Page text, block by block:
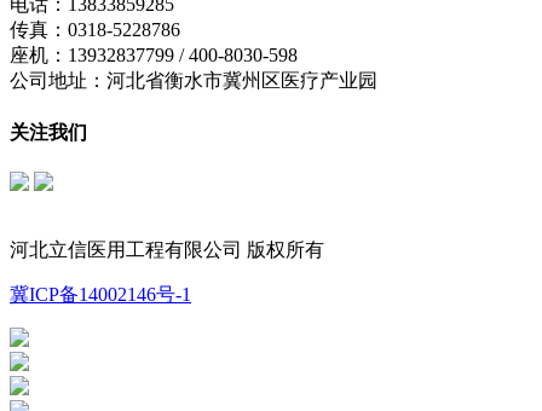
电话：13833859285
传真：0318-5228786
座机：13932837799 / 400-8030-598
公司地址：河北省衡水市冀州区医疗产业园
关注我们
河北立信医用工程有限公司 版权所有
冀ICP备14002146号-1